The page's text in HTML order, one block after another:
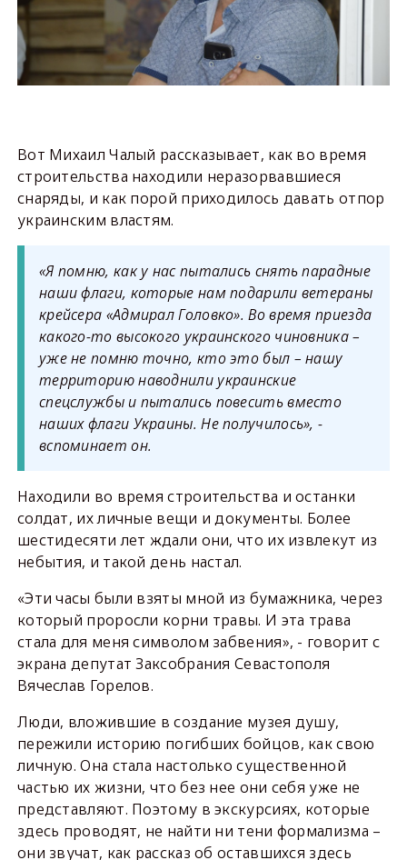
Вот Михаил Чалый рассказывает, как во время
строительства находили неразорвавшиеся
снаряды, и как порой приходилось давать отпор
украинским властям.
«Я помню, как у нас пытались снять парадные
наши флаги, которые нам подарили ветераны
крейсера «Адмирал Головко». Во время приезда
какого-то высокого украинского чиновника –
уже не помню точно, кто это был – нашу
территорию наводнили украинские
спецслужбы и пытались повесить вместо
наших флаги Украины. Не получилось», -
вспоминает он.
Находили во время строительства и останки
солдат, их личные вещи и документы. Более
шестидесяти лет ждали они, что их извлекут из
небытия, и такой день настал.
«Эти часы были взяты мной из бумажника, через
который проросли корни травы. И эта трава
стала для меня символом забвения», - говорит с
экрана депутат Заксобрания Севастополя
Вячеслав Горелов.
Люди, вложившие в создание музея душу,
пережили историю погибших бойцов, как свою
личную. Она стала настолько существенной
частью их жизни, что без нее они себя уже не
представляют. Поэтому в экскурсиях, которые
здесь проводят, не найти ни тени формализма –
они звучат, как рассказ об оставшихся здесь